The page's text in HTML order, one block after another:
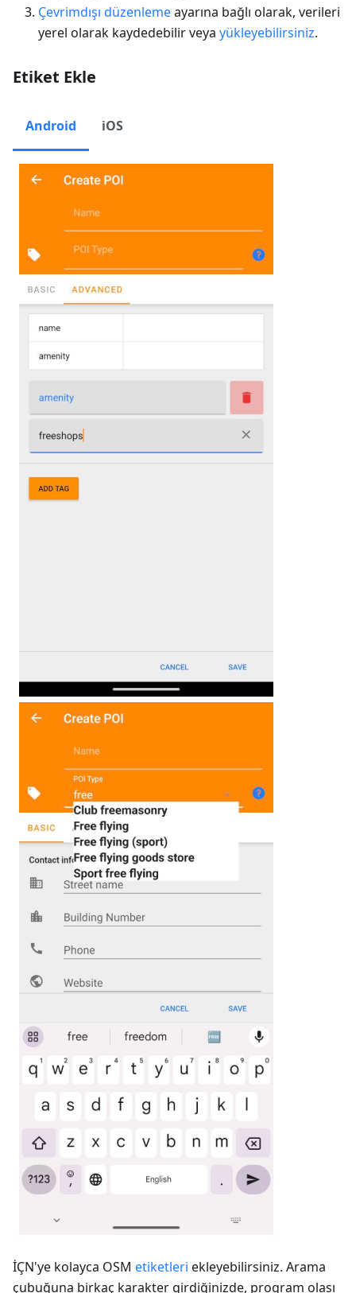
Çevrimdışı düzenlemeayarına bağlı olarak, verileri
yerel olarak kaydedebilir veya yükleyebilirsiniz.
Etiket Ekle
Android iOS
İÇN'ye kolayca OSM etiketleri ekleyebilirsiniz. Arama
çubuğuna birkaç karakter girdiğinizde, program olası